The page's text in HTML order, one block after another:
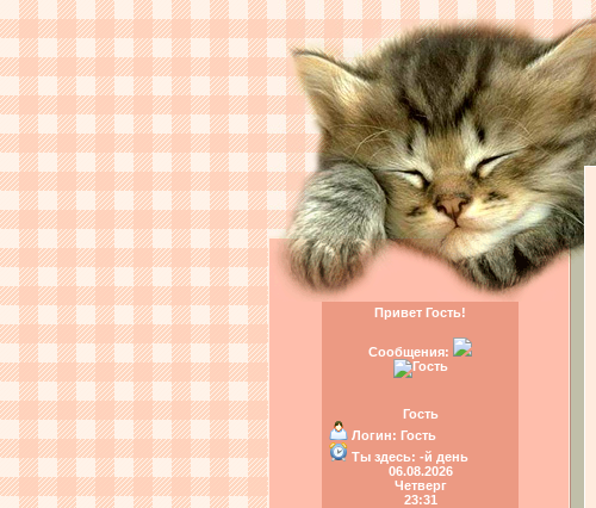
Привет Гость!
Сообщения:
Гость
Логин: Гость
Ты здесь: -й день
06.08.2026
Четверг
23:31